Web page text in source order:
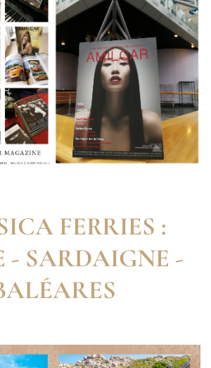
FERRIES :
- SARDAIGNE -